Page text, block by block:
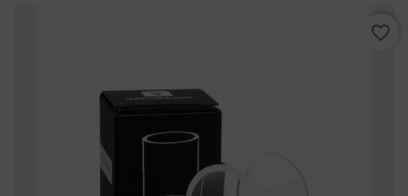
favorite_border